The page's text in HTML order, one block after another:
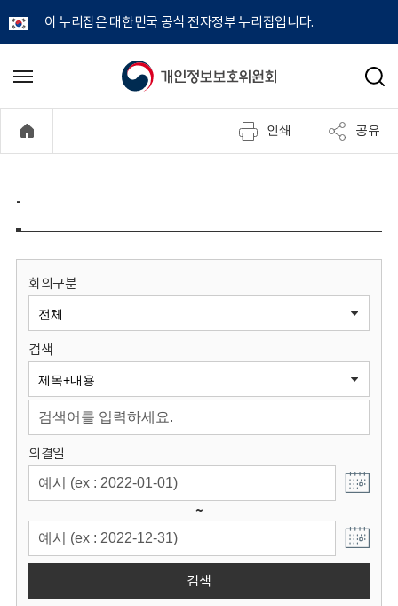
이 누리집은 대한민국 공식 전자정부 누리집입니다.
개
정
보
원
회
메
기
검
인쇄 공유
-
회의구분
검색
의결일
~
검색